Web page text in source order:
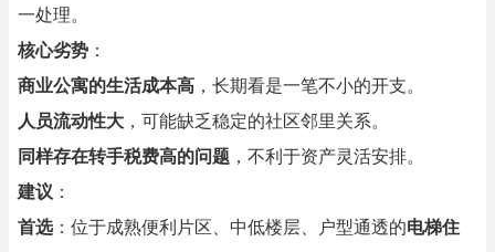
一处理。
核心劣势 ：
商业公寓的生活成本高 ，长期看是一笔不小的开支。
人员流动性大 ，可能缺乏稳定的社区邻里关系。
同样存在转手税费高的问题 ，不利于资产灵活安排。
建议 ：
首选：位于成熟便利片区、中低楼层、户型通透的电梯住